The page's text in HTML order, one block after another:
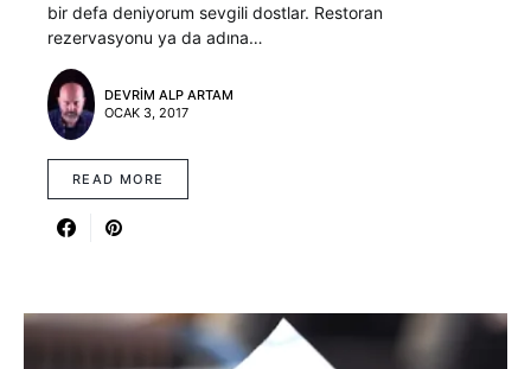
bir defa deniyorum sevgili dostlar. Restoran
rezervasyonu ya da adına…
DEVRIM ALP ARTAM
OCAK 3, 2017
READ MORE